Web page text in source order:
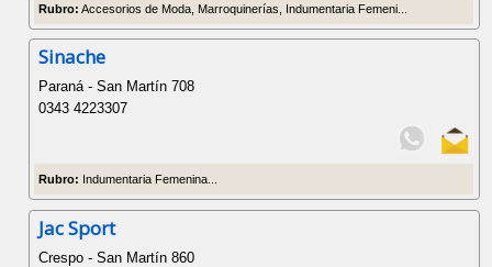
Rubro: Accesorios de Moda, Marroquinerías, Indumentaria Femeni...
Sinache
Paraná - San Martín 708
0343 4223307
Rubro: Indumentaria Femenina...
Jac Sport
Crespo - San Martín 860